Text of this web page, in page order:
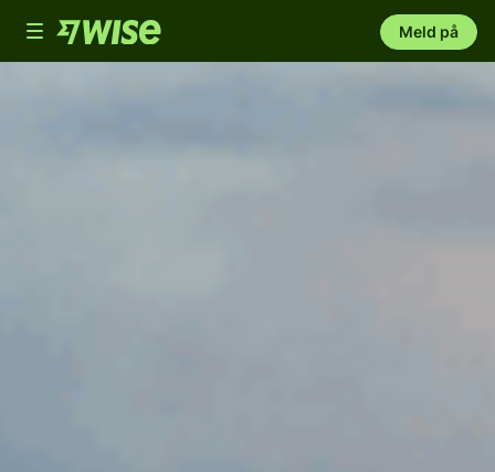
Toggle
navigation
Meld på